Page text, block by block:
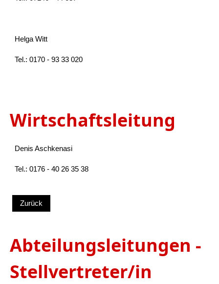
Helga Witt
Tel.: 0170 - 93 33 020
Wirtschaftsleitung
Denis Aschkenasi
Tel.: 0176 - 40 26 35 38
Zurück
Abteilungsleitungen -
Stellvertreter/in